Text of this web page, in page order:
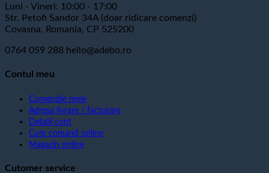
Luni - Vineri: 10:00 - 17:00
Str. Petofi Sandor 34A (doar ridicare comenzi)
Covasna, Romania, CP 525200
0764 059 288 hello@adebo.ro
Contul meu
Comenzile mele
Adresa livrare / facturare
Detalii cont
Cum comand online
Magazin online
Cutomer service